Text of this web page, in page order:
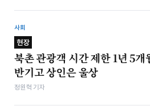
사회
현장
북촌 관광객 시간 제한 1년 5개
반기고 상인은 울상
정원혁 기자